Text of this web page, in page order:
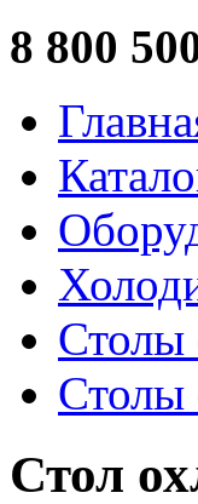
8 800
Столы
Столы
Стол